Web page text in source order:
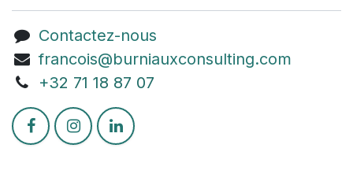
Contactez-nous
francois@burniauxconsulting.com
+32 71 18 87 07